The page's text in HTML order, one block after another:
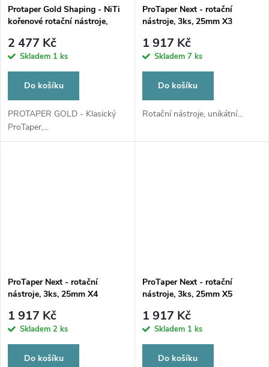
Protaper Gold Shaping - NiTi
kořenové rotační nástroje,
2 477 Kč
Skladem 1 ks
Do košíku
PROTAPER GOLD - Klasický
ProTaper,...
ProTaper Next - rotační
nástroje, 3ks, 25mm X3
1 917 Kč
Skladem 7 ks
Do košíku
Rotační nástroje, unikátní...
ProTaper Next - rotační
nástroje, 3ks, 25mm X4
1 917 Kč
Skladem 2 ks
Do košíku
ProTaper Next - rotační
nástroje, 3ks, 25mm X5
1 917 Kč
Skladem 1 ks
Do košíku